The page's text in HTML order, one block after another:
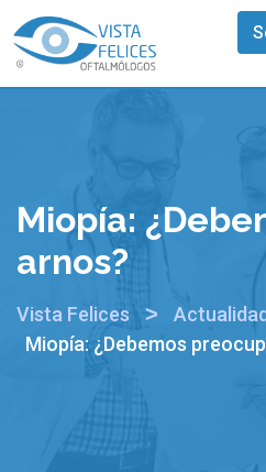
Miopía:
Arnos?
Vista Felices >
Miopía: ¿Debemos